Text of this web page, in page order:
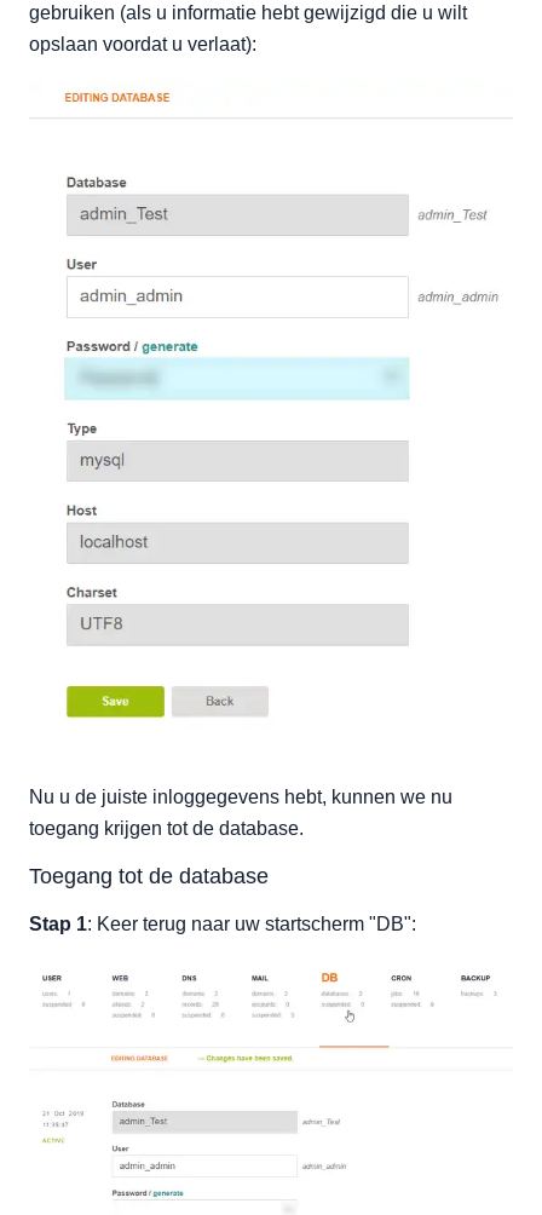
gebruiken (als u informatie hebt gewijzigd die u wilt
opslaan voordat u verlaat):
Nu u de juiste inloggegevens hebt, kunnen we nu
toegang krijgen tot de database.
Toegang tot de database
Stap 1: Keer terug naar uw startscherm "DB":